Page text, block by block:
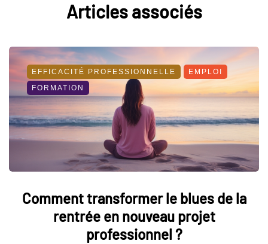
Articles associés
EFFICACITÉ PROFESSIONNELLE
EMPLOI
FORMATION
Comment transformer le blues de la
rentrée en nouveau projet
professionnel ?